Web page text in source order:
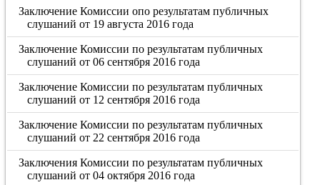
Заключение Комиссии опо результатам публичных
слушаний от 19 августа 2016 года
Заключение Комиссии по результатам публичных
слушаний от 06 сентября 2016 года
Заключение Комиссии по результатам публичных
слушаний от 12 сентября 2016 года
Заключение Комиссии по результатам публичных
слушаний от 22 сентября 2016 года
Заключения Комиссии по результатам публичных
слушаний от 04 октября 2016 года